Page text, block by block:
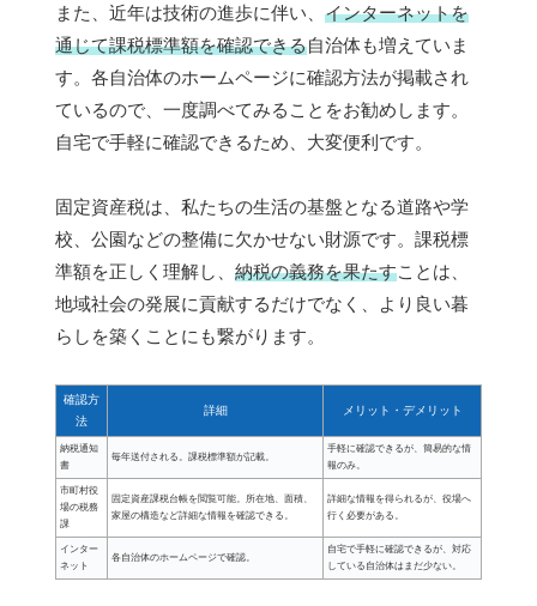
また、近年は技術の進歩に伴い、 インターネットを
通じて課税標準額を確認できる自治体も増えていま
す。各自治体のホームページに確認方法が掲載され
ているので、一度調べてみることをお勧めします。
自宅で手軽に確認できるため、大変便利です。
固定資産税は、私たちの生活の基盤となる道路や学
校、公園などの整備に欠かせない財源です。課税標
準額を正しく理解し、 納税の義務を果たすことは、
地域社会の発展に貢献するだけでなく、より良い暮
らしを築くことにも繋がります。
確認方
法
詳細 メリット・デメリット
納税通知
書
毎年送付される。課税標準額が記載。
手軽に確認できるが、簡易的な情
報のみ。
市町村役
場の税務
課
固定資産課税台帳を閲覧可能。所在地、面積、
家屋の構造など詳細な情報を確認できる。
詳細な情報を得られるが、役場へ
行く必要がある。
インター
ネット
各自治体のホームページで確認。
自宅で手軽に確認できるが、対応
している自治体はまだ少ない。